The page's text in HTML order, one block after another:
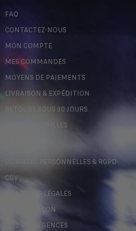
FAQ
CONTACTEZ-NOUS
MON COMPTE
MES COMMANDES
MOYENS DE PAIEMENTS
LIVRAISON & EXPÉDITION
RETOURS SOUS 30 JOURS
GUIDE DES TAILLES
DONNÉES PERSONNELLES & RGPD
CGV
MENTIONS LÉGALES
CONTREFAÇON
MES PRÉFÉRENCES